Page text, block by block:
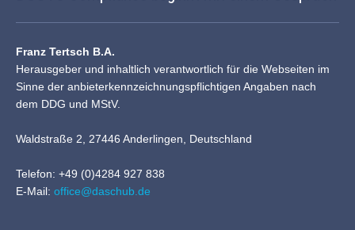
Franz Tertsch B.A.
Herausgeber und inhaltlich verantwortlich für die Webseiten im
Sinne der anbieterkennzeichnungspflichtigen Angaben nach
dem DDG und MStV.
Waldstraße 2, 27446 Anderlingen, Deutschland
Telefon: +49 (0)4284 927 838
E-Mail: office@daschub.de